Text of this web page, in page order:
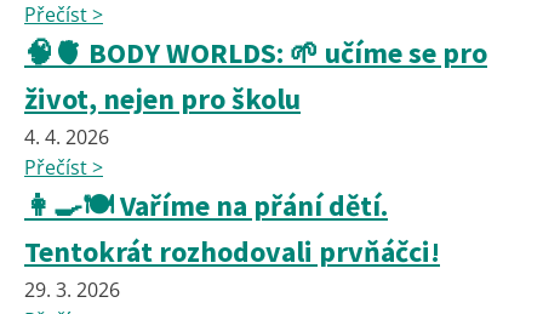
Přečíst >
🧠🫀 BODY WORLDS: 🌱 učíme se pro
život, nejen pro školu
4. 4. 2026
Přečíst >
👩‍🍳🍽️ Vaříme na přání dětí.
Tentokrát rozhodovali prvňáčci!
29. 3. 2026